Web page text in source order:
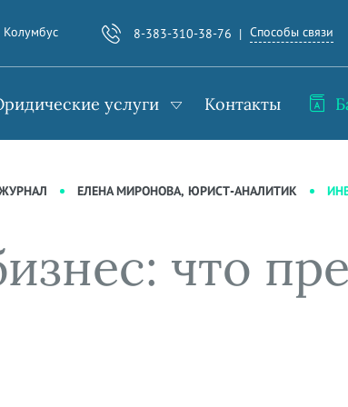
Колумбус 8-383-310-38-76 Способы связи
услуги Контакты
ЕЛЕНА МИРОНОВА, ЮРИСТ-АНАЛИТИК
что